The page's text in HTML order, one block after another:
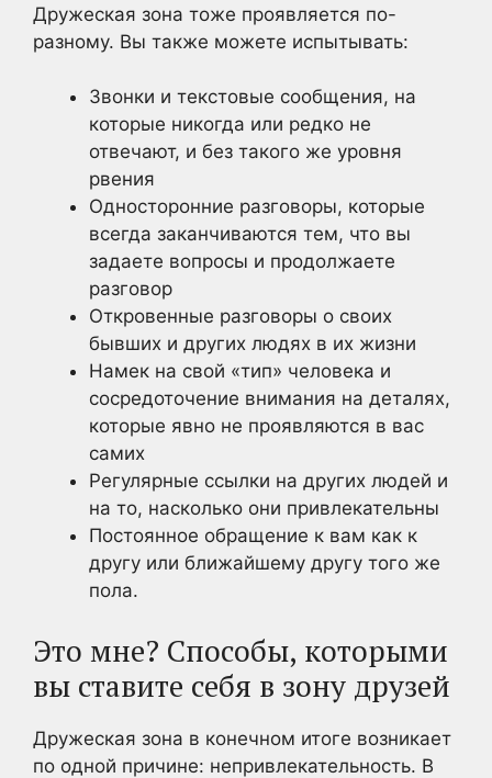
Дружеская зона тоже проявляется по-
разному. Вы также можете испытывать:
Звонки и текстовые сообщения, на
которые никогда или редко не
отвечают, и без такого же уровня
рвения
Односторонние разговоры, которые
всегда заканчиваются тем, что вы
задаете вопросы и продолжаете
разговор
Откровенные разговоры о своих
бывших и других людях в их жизни
Намек на свой «тип» человека и
сосредоточение внимания на деталях,
которые явно не проявляются в вас
самих
Регулярные ссылки на других людей и
на то, насколько они привлекательны
Постоянное обращение к вам как к
другу или ближайшему другу того же
пола.
Это мне? Способы, которыми
вы ставите себя в зону друзей
Дружеская зона в конечном итоге возникает
по одной причине: непривлекательность. В